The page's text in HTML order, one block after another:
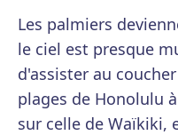
Les palmiers
le ciel est presque
d'assister au
plages de Honolulu
sur celle de Waïkiki,